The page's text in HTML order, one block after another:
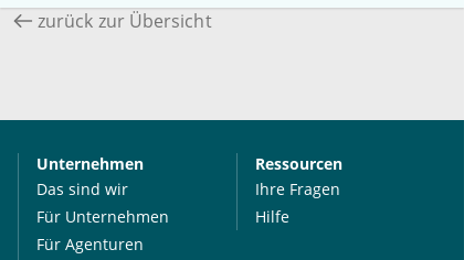
zurück zur Übersicht
Unternehmen
Das sind wir
Für Unternehmen
Für Agenturen
Ressourcen
Ihre Fragen
Hilfe